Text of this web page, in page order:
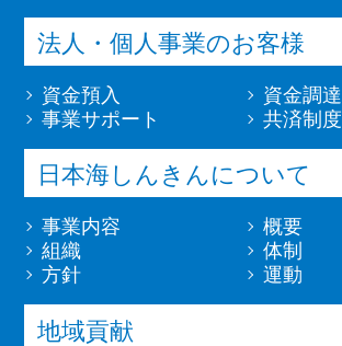
法人・個人事業のお客様
資金預入
資金調達
事業サポート
共済制度
日本海しんきんについて
事業内容
概要
組織
体制
方針
運動
地域貢献